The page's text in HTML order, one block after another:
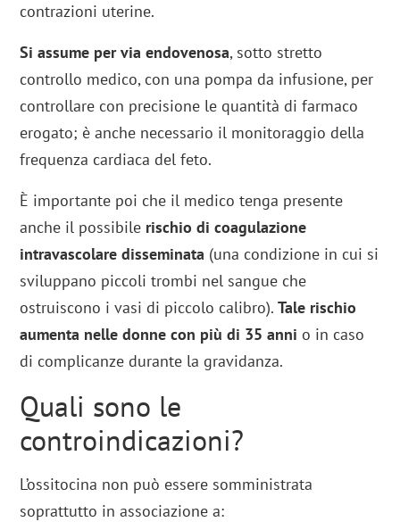
contrazioni uterine.
Si assume per via endovenosa, sotto stretto
controllo medico, con una pompa da infusione, per
controllare con precisione le quantità di farmaco
erogato; è anche necessario il monitoraggio della
frequenza cardiaca del feto.
È importante poi che il medico tenga presente
anche il possibile rischio di coagulazione
intravascolare disseminata (una condizione in cui si
sviluppano piccoli trombi nel sangue che
ostruiscono i vasi di piccolo calibro).Tale rischio
aumenta nelle donne con più di 35 anni o in caso
di complicanze durante la gravidanza.
Quali sono le
controindicazioni?
L’ossitocina non può essere somministrata
soprattutto in associazione a: